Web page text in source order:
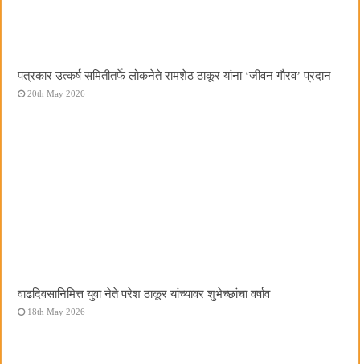
पत्रकार उत्कर्ष समितीतर्फे लोकनेते रामशेठ ठाकूर यांना ‌‘जीवन गौरव‌’ प्रदान
20th May 2026
वाढदिवसानिमित्त युवा नेते परेश ठाकूर यांच्यावर शुभेच्छांचा वर्षाव
18th May 2026